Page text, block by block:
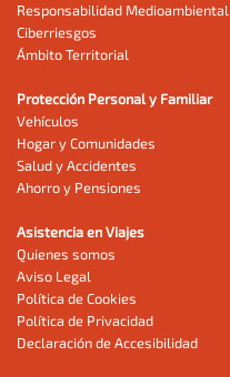
Responsabilidad Medioambiental
Ciberriesgos
Ámbito Territorial
Protección Personal y Familiar
Vehículos
Hogar y Comunidades
Salud y Accidentes
Ahorro y Pensiones
Asistencia en Viajes
Quienes somos
Aviso Legal
Política de Cookies
Política de Privacidad
Declaración de Accesibilidad